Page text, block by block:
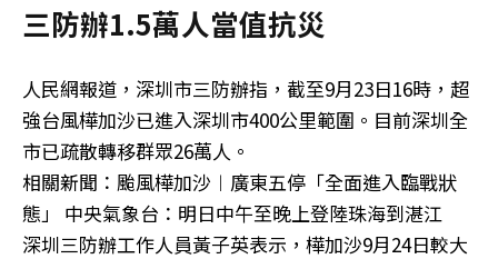
三防辦1.5萬人當值抗災
人民網報道，深圳市三防辦指，截至9月23日16時，超
強台風樺加沙已進入深圳市400公里範圍。目前深圳全
市已疏散轉移群眾26萬人。
相關新聞：颱風樺加沙︱廣東五停「全面進入臨戰狀
態」 中央氣象台：明日中午至晚上登陸珠海到湛江
深圳三防辦工作人員黃子英表示，樺加沙9月24日較大